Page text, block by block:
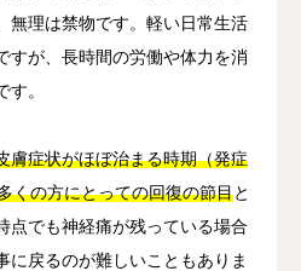
無理は禁物です。軽い日常生活
すが、長時間の労働や体力を消
。
膚症状がほぼ治まる時期（発症
くの方にとっての回復の節目と
点でも神経痛が残っている場合
に戻るのが難しいこともありま